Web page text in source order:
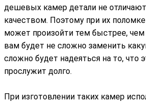
дешевых камер детали не
качеством. Поэтому при их поломке
может произойти тем быстрее,
вам будет не сложно заменить
сложно будет надеяться на то, что
прослужит долго.
При изготовлении таких камер